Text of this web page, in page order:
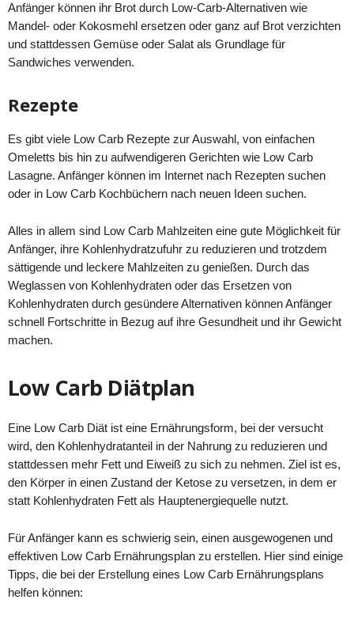
Anfänger können ihr Brot durch Low-Carb-Alternativen wie
Mandel- oder Kokosmehl ersetzen oder ganz auf Brot verzichten
und stattdessen Gemüse oder Salat als Grundlage für
Sandwiches verwenden.
Rezepte
Es gibt viele Low Carb Rezepte zur Auswahl, von einfachen
Omeletts bis hin zu aufwendigeren Gerichten wie Low Carb
Lasagne. Anfänger können im Internet nach Rezepten suchen
oder in Low Carb Kochbüchern nach neuen Ideen suchen.
Alles in allem sind Low Carb Mahlzeiten eine gute Möglichkeit für
Anfänger, ihre Kohlenhydratzufuhr zu reduzieren und trotzdem
sättigende und leckere Mahlzeiten zu genießen. Durch das
Weglassen von Kohlenhydraten oder das Ersetzen von
Kohlenhydraten durch gesündere Alternativen können Anfänger
schnell Fortschritte in Bezug auf ihre Gesundheit und ihr Gewicht
machen.
Low Carb Diätplan
Eine Low Carb Diät ist eine Ernährungsform, bei der versucht
wird, den Kohlenhydratanteil in der Nahrung zu reduzieren und
stattdessen mehr Fett und Eiweiß zu sich zu nehmen. Ziel ist es,
den Körper in einen Zustand der Ketose zu versetzen, in dem er
statt Kohlenhydraten Fett als Hauptenergiequelle nutzt.
Für Anfänger kann es schwierig sein, einen ausgewogenen und
effektiven Low Carb Ernährungsplan zu erstellen. Hier sind einige
Tipps, die bei der Erstellung eines Low Carb Ernährungsplans
helfen können: